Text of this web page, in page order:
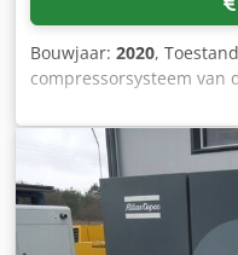
Bouwjaar: 2020,
compressorsysteem van
bestaande uit twee Atlas
koeldrogingen en een
Beko, eveneens van
Schroefcompressor Atlas
2020, luchtopbrengst:
motorvermogen: 45 kW,